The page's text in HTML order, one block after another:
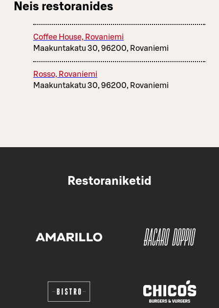
Neis restoranides
Coffee House, Rovaniemi
Maakuntakatu 30, 96200, Rovaniemi
Rosso, Rovaniemi
Maakuntakatu 30, 96200, Rovaniemi
Restoraniketid